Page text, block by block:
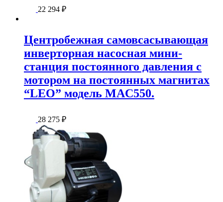
22 294 ₽
Центробежная самовсасывающая
инверторная насосная мини-
станция постоянного давления с
мотором на постоянных магнитах
“LEO” модель MAC550.
28 275 ₽